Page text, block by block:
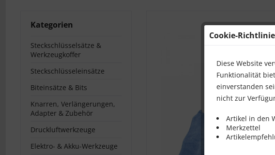
Kategorien
Steckschlüsselsätze &
Werkzeugkoffer
Steckschlüsseleinsätze
Biteinsätze & Bits
Knarren, Verlängerungen,
Adapter & Zubehör
Druckluftwerkzeuge
Elektro- & Akku-Werkzeuge
Cookie-
Diese Website
Funktionalität
einverstanden
nicht zur
Artikel in den
Merkzettel